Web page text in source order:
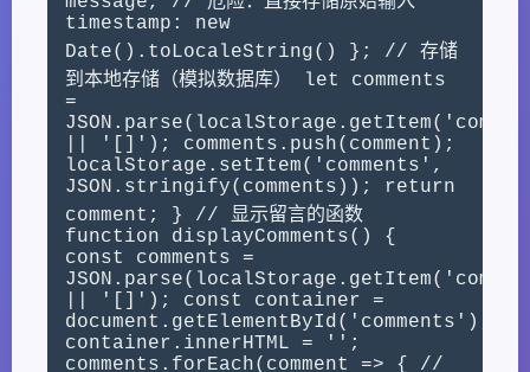
timestamp: new
Date().toLocaleString() }; // 存储
到本地存储（模拟数据库） let comments
=
|| '[]'); comments.push(comment);
localStorage.setItem('comments',
JSON.stringify(comments)); return
comment; } // 显示留言的函数
function displayComments() {
const comments =
|| '[]'); const container =
document.getElementById('comments');
container.innerHTML = '';
comments.forEach(comment => { //